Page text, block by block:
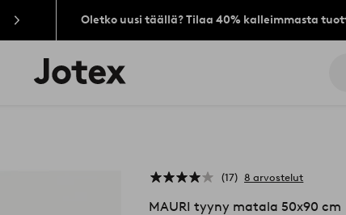
Oletko uusi täällä? Tilaa 40% kalleimmasta
Jotex-
logo
17 8 arvostelut
MAURI tyyny matala 50x90 cm